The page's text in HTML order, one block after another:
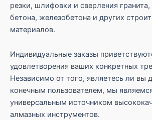
резки, шлифовки и сверления
бетона, железобетона и других
материалов.
Индивидуальные заказы
удовлетворения ваших конкретных
Независимо от того, являетесь ли вы
конечным пользователем, мы
универсальным источником
алмазных инструментов.